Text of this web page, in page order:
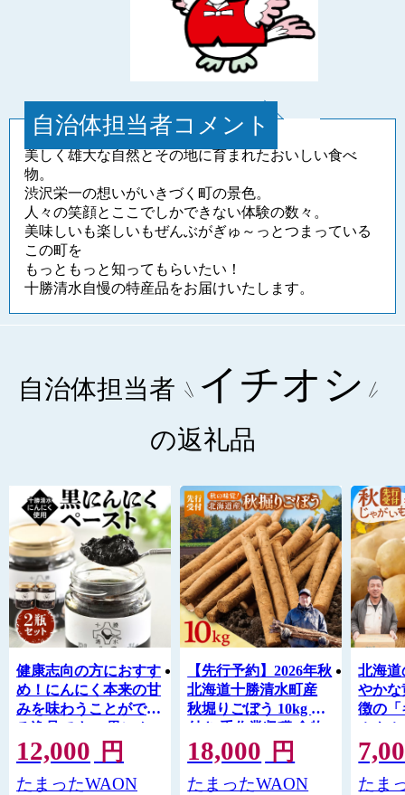
自治体担当者コメント
美しく雄大な自然とその地に育まれたおいしい食べ
物。
渋沢栄一の想いがいきづく町の景色。
人々の笑顔とここでしかできない体験の数々。
美味しいも楽しいもぜんぶがぎゅ～っとつまっている
この町を
もっともっと知ってもらいたい！
十勝清水自慢の特産品をお届けいたします。
自治体担当者 イチオシ
の返礼品
健康志向の方におすす
め！にんにく本来の甘
みを味わうことができ
る逸品です。 黒にん
にくペースト 2瓶セッ
ト 【にんにく ニンニ
ク 野菜 甘み フルーテ
12,000 円
たまったWAON
【先行予約】2026年秋
北海道十勝清水町産
秋堀りごぼう 10kg 土
付き 手作業収穫 食物
繊維豊富 新鮮 野菜 秋
の味覚_S045-0004
18,000 円
たまったWAON
北海道
やかな
徴の「
ホク
めら
キタア
がい
たま